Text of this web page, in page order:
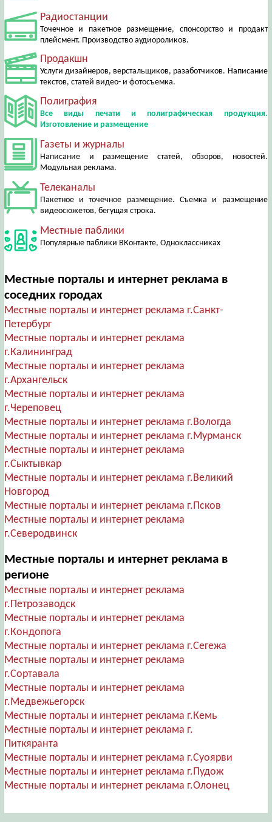
Радиостанции
Точечное и пакетное размещение, спонсорство и продакт
плейсмент. Производство аудиороликов.
Продакшн
Услуги дизайнеров, верстальщиков, разаботчиков. Написание
текстов, статей видео- и фотосъемка.
Полиграфия
Все виды печати и полиграфическая продукция.
Изготовление и размещение
Газеты и журналы
Написание и размещение статей, обзоров, новостей.
Модульная реклама.
Телеканалы
Пакетное и точечное размещение. Съемка и размещение
видеосюжетов, бегущая строка.
Местные паблики
Популярные паблики ВКонтакте, Одноклассниках
Местные порталы и интернет реклама в
соседних городах
Местные порталы и интернет реклама г.Санкт-
Петербург
Местные порталы и интернет реклама
г.Калининград
Местные порталы и интернет реклама
г.Архангельск
Местные порталы и интернет реклама
г.Череповец
Местные порталы и интернет реклама г.Вологда
Местные порталы и интернет реклама г.Мурманск
Местные порталы и интернет реклама
г.Сыктывкар
Местные порталы и интернет реклама г.Великий
Новгород
Местные порталы и интернет реклама г.Псков
Местные порталы и интернет реклама
г.Северодвинск
Местные порталы и интернет реклама в
регионе
Местные порталы и интернет реклама
г.Петрозаводск
Местные порталы и интернет реклама
г.Кондопога
Местные порталы и интернет реклама г.Сегежа
Местные порталы и интернет реклама
г.Сортавала
Местные порталы и интернет реклама
г.Медвежьегорск
Местные порталы и интернет реклама г.Кемь
Местные порталы и интернет реклама г.
Питкяранта
Местные порталы и интернет реклама г.Суоярви
Местные порталы и интернет реклама г.Пудож
Местные порталы и интернет реклама г.Олонец